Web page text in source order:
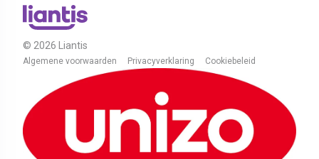
© 2026 Liantis
Algemene voorwaarden Privacyverklaring Cookiebeleid